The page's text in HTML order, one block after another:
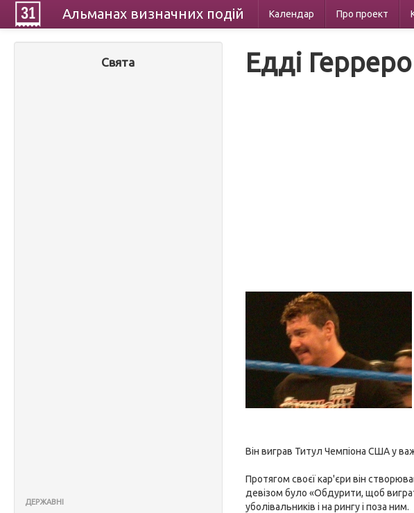
Альманах визначних подій Календар Про проект
Свята
ДЕРЖАВНІ
Едді Герреро
Він виграв Титул Чемпіона США у
Протягом своєї кар'єри він
девізом було «Обдурити, щоб
уболівальників і на рингу і поза ним.